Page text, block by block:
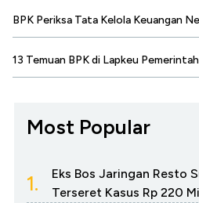
BPK Periksa Tata Kelola Keuangan
13 Temuan BPK di Lapkeu
Most Popular
1.
Eks Bos Jaringan Resto
Terseret Kasus Rp 220